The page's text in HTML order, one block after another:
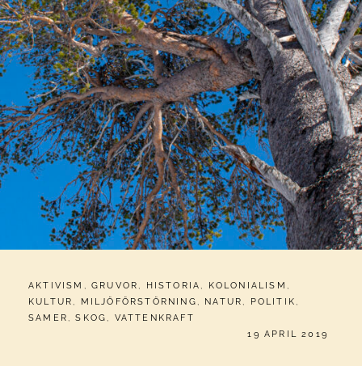
CATEGORIES:
AKTIVISM ,GRUVOR , HISTORIA , KOLONIALISM ,
KULTUR , MILJÖFÖRSTÖRNING , NATUR , POLITIK ,
SAMER ,SKOG , VATTENKRAFT
PUBLICERAT
19 APRIL 2019